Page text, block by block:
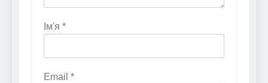
Ім'я *
Email *